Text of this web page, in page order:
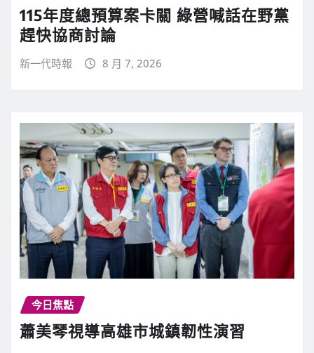
115年度總預算案卡關 綠營喊話在野黨
趕快協商討論
新一代時報 8 月 7, 2026
今日焦點
蕭美琴視導高雄市城鎮韌性演習